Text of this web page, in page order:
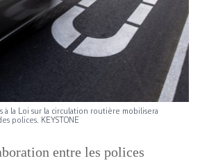
à la Loi sur la circulation routière mobilisera
polices. KEYSTONE
entre les polices